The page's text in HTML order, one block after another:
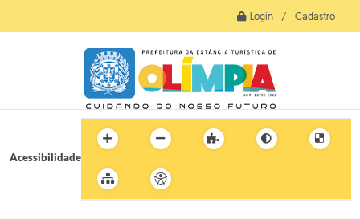
Login / Cadastro
Acessibilidade